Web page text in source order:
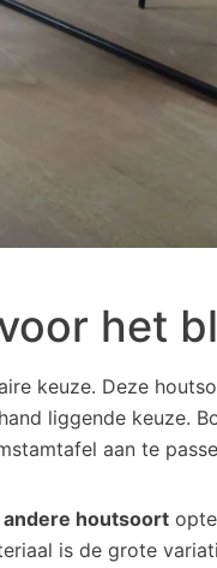
het
keuze. Deze
liggende keuze.
aan te
andere houtsoort
is de grote